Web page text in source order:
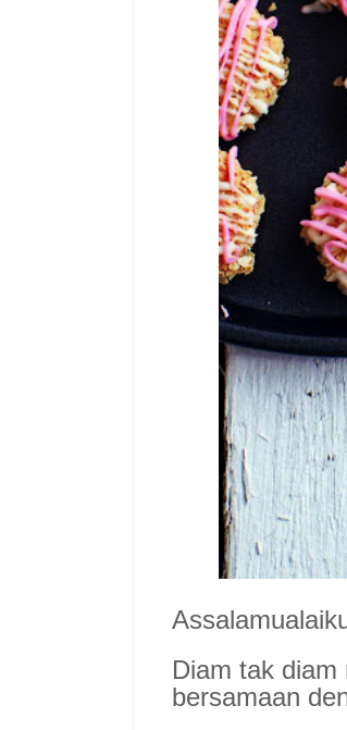
Diam tak diam
bersamaan